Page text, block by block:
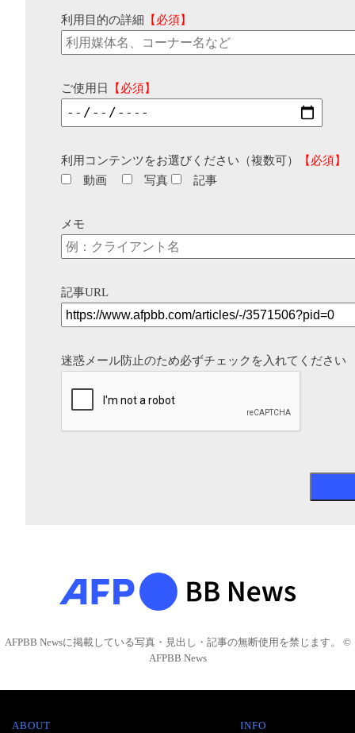
利用目的の詳細 【必須】
ご使用日 【必須】
利用コンテンツをお選びください（複数可）
【必須】
動画
写真 記事
メモ
記事URL
迷惑メール防止のため必ずチェックを入れてください
AFPBB Newsに掲載している写真・見出し・記事の無断使用を禁じます。 ©
AFPBB News
ABOUT INFO